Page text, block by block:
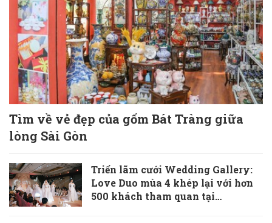
Tìm về vẻ đẹp của gốm Bát Tràng giữa
lòng Sài Gòn
Triển lãm cưới Wedding Gallery:
Love Duo mùa 4 khép lại với hơn
500 khách tham quan tại